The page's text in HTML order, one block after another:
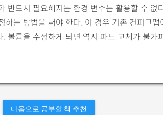
반드시 필요해지는 환경 변수는 활용할 수 없
하는 방법을 써야 한다. 이 경우 기존 컨피그맵
볼륨을 수정하게 되면 역시 파드 교체가 불가
다음으로 공부할 책 추천